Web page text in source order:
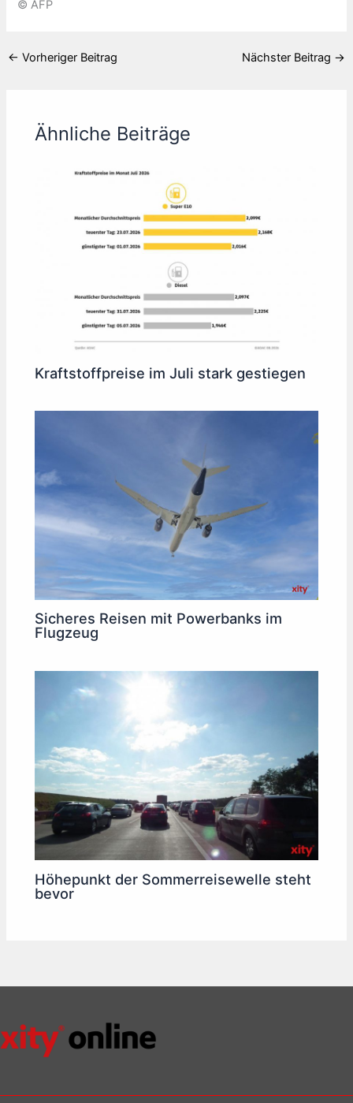
© AFP
← Vorheriger Beitrag Nächster Beitrag →
Ähnliche Beiträge
Kraftstoffpreise im Juli stark gestiegen
Sicheres Reisen mit Powerbanks im
Flugzeug
Höhepunkt der Sommerreisewelle steht
bevor